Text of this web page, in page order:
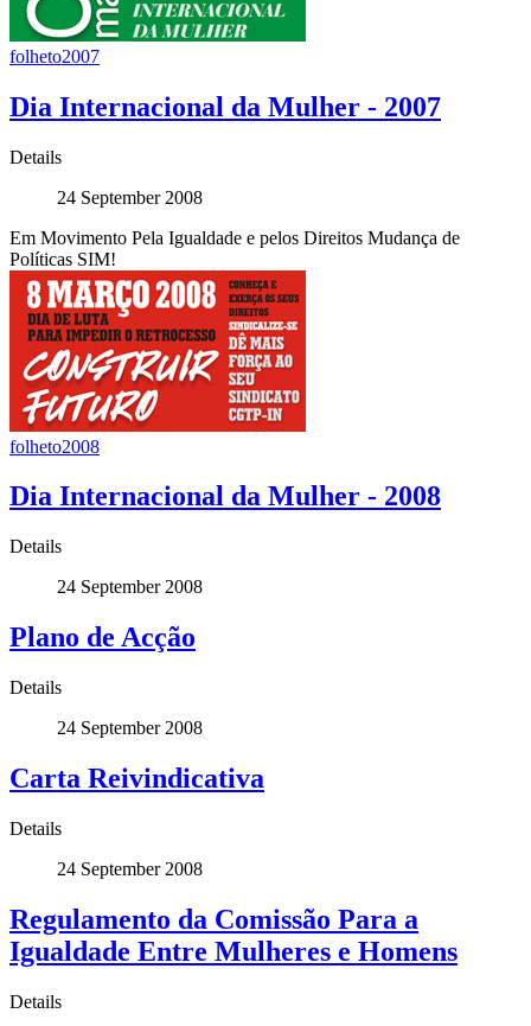
folheto2007
Dia Internacional da Mulher - 2007
Details
24 September 2008
Em Movimento Pela Igualdade e pelos Direitos Mudança de
Políticas SIM!
folheto2008
Dia Internacional da Mulher - 2008
Details
24 September 2008
Plano de Acção
Details
24 September 2008
Carta Reivindicativa
Details
24 September 2008
Regulamento da Comissão Para a
Igualdade Entre Mulheres e Homens
Details